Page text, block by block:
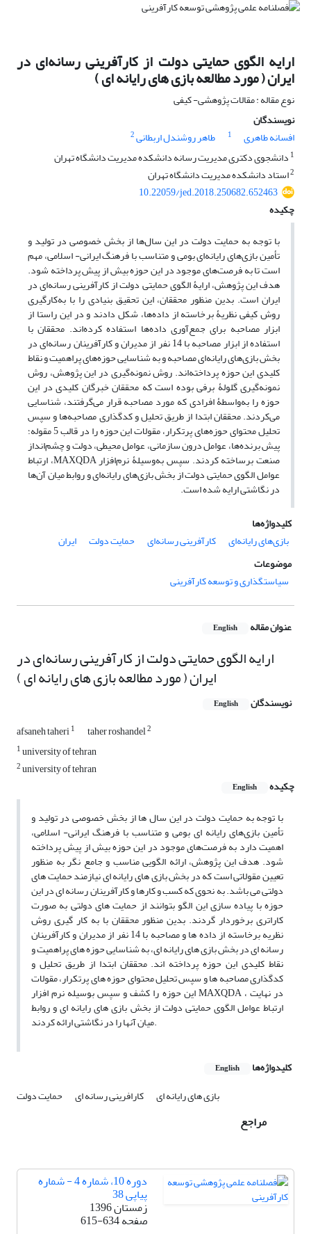
ارایه الگوی حمایتی دولت از کارآفرینی رسانه‌ای در
ایران ( مورد مطالعه بازی های رایانه ای )
نوع مقاله : مقالات پژوهشی- کیفی
نویسندگان
افسانه طاهری
1 طاهر روشندل اربطانی2
1 دانشجوی دکتری مدیریت رسانه دانشکده مدیریت دانشگاه تهران
2استاد دانشکده مدیریت دانشگاه تهران
10.22059/jed.2018.250682.652463
چکیده
با توجه به حمایت دولت در این سال‌ها از بخش خصوصی در تولید و
تأمین بازی‌های رایانه‌ای بومی و متناسب با فرهنگ ایرانی- اسلامی، مهم
است تا به فرصت‌های موجود در این حوزه بیش از پیش پرداخته شود.
هدف این پژوهش، ارایۀ الگوی حمایتی دولت از کارآفرینی رسانه‌ای در
ایران است. بدین منظور محققان، این تحقیق بنیادی را با به‌کارگیری
روش کیفی نظریۀ برخاسته از داده‌ها، شکل دادند و در این راستا از
ابزار مصاحبه برای جمع‌آوری داده‌ها استفاده کرده‌اند. محققان با
استفاده از ابزار مصاحبه با 14 نفر از مدیران و کارآفرینان رسانه‌ای در
بخش بازی‌های رایانه‌ای مصاحبه و به شناسایی حوزه‌های پراهمیت و نقاط
کلیدی این حوزه پرداخته‌اند. روش نمونه‌گیری در این پژوهش، روش
نمونه‌گیری گلولۀ برفی بوده است که محققان خبرگان کلیدی در این
حوزه را به‌واسطۀ افرادی که مورد مصاحبه قرار می‌گرفتند، شناسایی
می‌کردند. محققان ابتدا از طریق تحلیل و کدگذاری مصاحبه‌ها و سپس
تحلیل محتوای حوزه‌های پرتکرار، مقولات این حوزه را در قالب 5 مقوله؛
پیش برنده‌ها، عوامل درون سازمانی، عوامل محیطی، دولت و چشم‌انداز
صنعت برساخته کردند. سپس به‌وسیلۀ نرم‌افزار MAXQDA، ارتباط
عوامل الگوی حمایتی دولت از بخش بازی‌های رایانه‌ای و روابط میان آن‌ها
در نگاشتی ارایه شده است.
کلیدواژه‌ها
بازی‌های رایانه‌ای
کارآفرینی رسانه‌ای حمایت دولت
ایران
موضوعات
سیاستگذاری و توسعه کارآفرینی
عنوان مقاله English
ارایه الگوی حمایتی دولت از کارآفرینی رسانه‌ای در
ایران ( مورد مطالعه بازی های رایانه ای )
نویسندگان English
afsaneh taheri1 taher roshandel2
1university of tehran
2university of tehran
چکیده
English
با توجه به حمایت دولت در این سال ها از بخش خصوصی در تولید و
تأمین بازی‌های رایانه ای بومی و متناسب با فرهنگ ایرانی- اسلامی،
اهمیت دارد به فرصت‌های موجود در این حوزه بیش از پیش پرداخته
شود. هدف این پژوهش، ارائه الگویی مناسب و جامع نگر به منظور
تعیین مقولاتی است که در بخش بازی های رایانه ای نیازمند حمایت های
دولتی می باشد. به نحوی که کسب و کارها و کارآفرینان رسانه ای در این
حوزه با پیاده سازی این الگو بتوانند از حمایت های دولتی به صورت
کاراتری برخوردار گردند. بدین منظور محققان با به کار گیری روش
نظریه برخاسته از داده ها و مصاحبه با 14 نفر از مدیران و کارآفرینان
رسانه ای در بخش بازی های رایانه ای، به شناسایی حوزه های پراهمیت و
نقاط کلیدی این حوزه پرداخته اند. محققان ابتدا از طریق تحلیل و
کدگذاری مصاحبه ها و سپس تحلیل محتوای حوزه های پرتکرار، مقولات
این حوزه را کشف و سپس بوسیله نرم افزار MAXQDA ، در نهایت
ارتباط عوامل الگوی حمایتی دولت از بخش بازی های رایانه ای و روابط
میان آنها را در نگاشتی ارائه کردند.
کلیدواژه‌ها English
بازی های رایانه ای کارافرینی رسانه ای حمایت دولت
مراجع
دوره 10، شماره 4 - شماره
پیاپی 38
زمستان 1396
صفحه615-634